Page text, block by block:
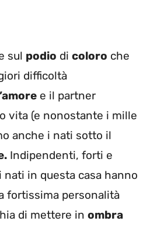
sul podio di coloro che
difficoltà
e il partner
vita (e nonostante i mille
anche i nati sotto il
Indipendenti, forti e
in questa casa hanno
fortissima personalità
di mettere in ombra